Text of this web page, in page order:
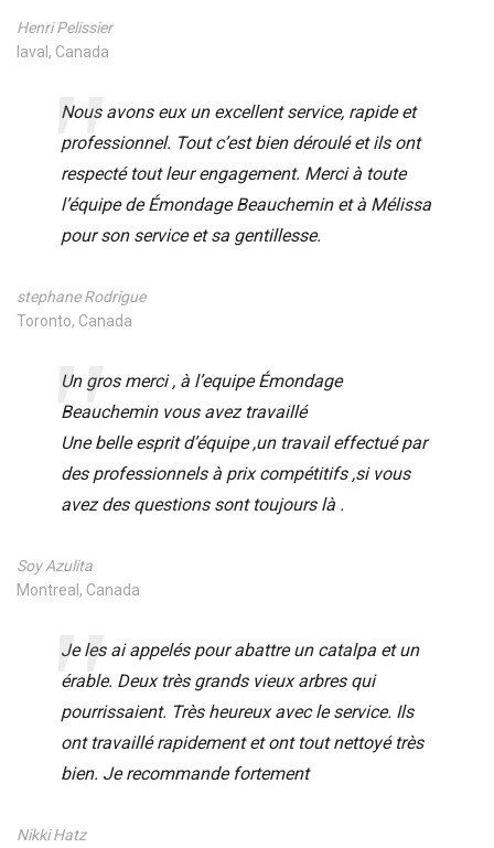
Henri Pelissier
laval, Canada
Nous avons eux un excellent service, rapide et
professionnel. Tout c’est bien déroulé et ils ont
respecté tout leur engagement. Merci à toute
l’équipe de Émondage Beauchemin et à Mélissa
pour son service et sa gentillesse.
stephane Rodrigue
Toronto, Canada
Un gros merci , à l’equipe Émondage
Beauchemin vous avez travaillé
Une belle esprit d’équipe ,un travail effectué par
des professionnels à prix compétitifs ,si vous
avez des questions sont toujours là .
Soy Azulita
Montreal, Canada
Je les ai appelés pour abattre un catalpa et un
érable. Deux très grands vieux arbres qui
pourrissaient. Très heureux avec le service. Ils
ont travaillé rapidement et ont tout nettoyé très
bien. Je recommande fortement
Nikki Hatz